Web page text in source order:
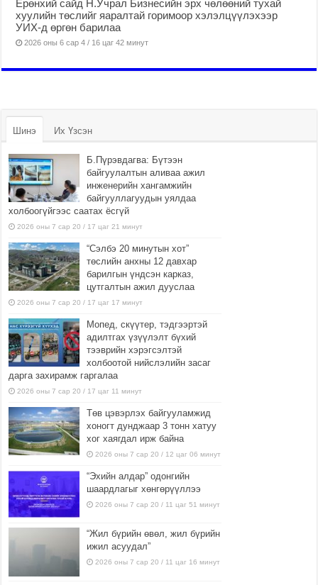
Ерөнхий сайд Н.Учрал Бизнесийн эрх чөлөөний тухай
хуулийн төслийг яаралтай горимоор хэлэлцүүлэхээр
УИХ-д өргөн барилаа
2026 оны 6 сар 4 / 16 цаг 42 минут
Шинэ Их Үзсэн
Б.Пүрэвдагва: Бүтээн
байгуулалтын аливаа ажил
инженерийн хангамжийн
байгууллагуудын уялдаа
холбоогүйгээс саатах ёсгүй
2026 оны 7 сар 20 / 17 цаг 21 минут
“Сэлбэ 20 минутын хот”
төслийн анхны 12 давхар
барилгын үндсэн карказ,
цутгалтын ажил дууслаа
2026 оны 7 сар 20 / 17 цаг 17 минут
Мопед, скүүтер, тэдгээртэй
адилтгах үзүүлэлт бүхий
тээврийн хэрэгсэлтэй
холбоотой нийслэлийн засаг
дарга захирамж гаргалаа
2026 оны 7 сар 20 / 17 цаг 11 минут
Төв цэвэрлэх байгууламжид
хоногт дунджаар 3 тонн хатуу
хог хаягдал ирж байна
2026 оны 7 сар 20 / 12 цаг 06 минут
“Эхийн алдар” одонгийн
шаардлагыг хөнгөрүүллээ
2026 оны 7 сар 20 / 11 цаг 51 минут
“Жил бүрийн өвөл, жил бүрийн
ижил асуудал”
2026 оны 7 сар 20 / 11 цаг 16 минут